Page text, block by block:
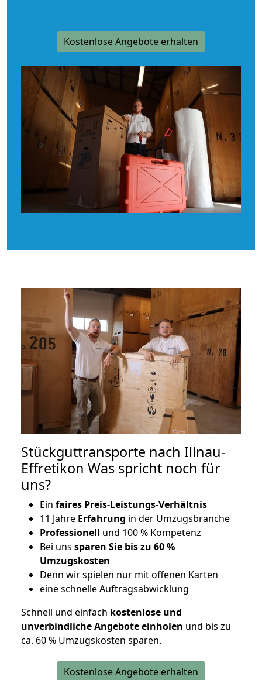
Kostenlose Angebote erhalten
Stückguttransporte nach Illnau-
Effretikon Was spricht noch für
uns?
Ein faires Preis-Leistungs-Verhältnis
11 Jahre Erfahrung in der Umzugsbranche
Professionell und 100 % Kompetenz
Bei uns sparen Sie bis zu 60 %
Umzugskosten
Denn wir spielen nur mit offenen Karten
eine schnelle Auftragsabwicklung
Schnell und einfach kostenlose und
unverbindliche Angebote einholen und bis zu
ca. 60 % Umzugskosten sparen.
Kostenlose Angebote erhalten